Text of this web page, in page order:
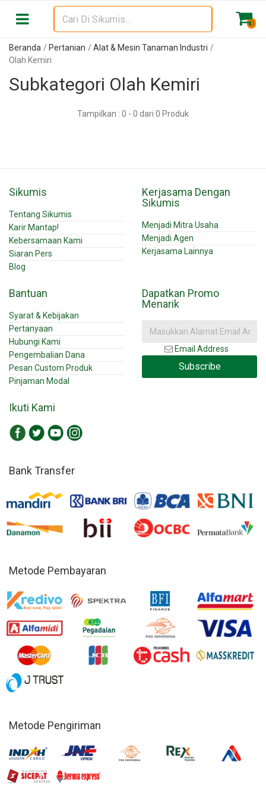
0
Beranda Pertanian
Alat & Mesin Tanaman Industri
Olah Kemiri
Subkategori Olah Kemiri
Tampilkan : 0 - 0 dari 0 Produk
Sikumis
Tentang Sikumis
Karir Mantap!
Kebersamaan Kami
Siaran Pers
Blog
Kerjasama Dengan
Sikumis
Menjadi Mitra Usaha
Menjadi Agen
Kerjasama Lainnya
Bantuan
Syarat & Kebijakan
Pertanyaan
Hubungi Kami
Pengembalian Dana
Pesan Custom Produk
Pinjaman Modal
Dapatkan Promo
Menarik
Email Address
Subscribe
Ikuti Kami
Bank Transfer
Metode Pembayaran
Metode Pengiriman